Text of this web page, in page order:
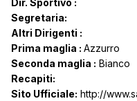
Dir. Sportivo :
Segretaria:
Altri Dirigenti :
Prima maglia : Azzurro
Seconda maglia : Bianco
Recapiti:
Sito Ufficiale: http://